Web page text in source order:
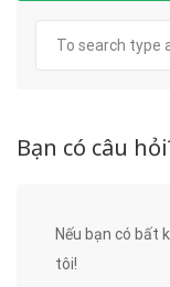
Bạn có câu
Nếu bạn có bất
tôi!